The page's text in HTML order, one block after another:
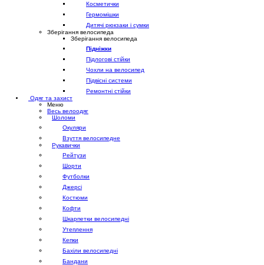
Косметички
Гермомішки
Дитячі рюкзаки і сумки
Зберігання велосипеда
Зберігання велосипеда
Підніжки
Підлогові стійки
Чохли на велосипед
Підвісні системи
Ремонтні стійки
Одяг та захист
Меню
Весь велоодяг
Шоломи
Окуляри
Взуття велосипедне
Рукавички
Рейтузи
Шорти
Футболки
Джерсі
Костюми
Кофти
Шкарпетки велосипедні
Утеплення
Кепки
Бахіли велосипедні
Бандани